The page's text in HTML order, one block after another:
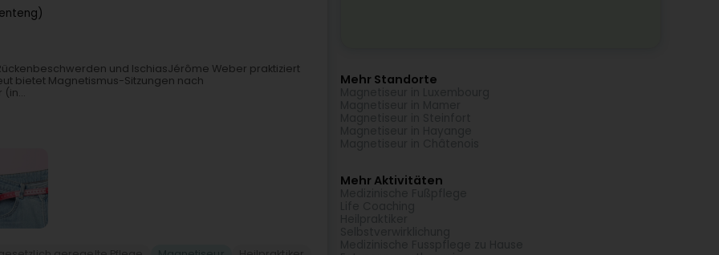
und IschiasJérôme Weber praktiziert
bietet Magnetismus-Sitzungen nach
(in...
Mehr Standorte
Mehr Aktivitäten